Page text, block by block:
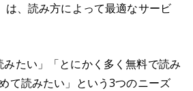
は、読み方によって最適なサービ
みたい」「とにかく多く無料で読み
て読みたい」という3つのニーズ